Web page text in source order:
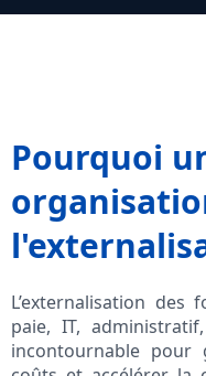
Pourquoi
L’externalisation des
paie, IT,
incontournable pour